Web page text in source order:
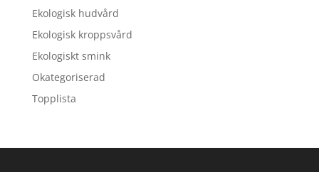
Ekologisk hudvård
Ekologisk kroppsvård
Ekologiskt smink
Okategoriserad
Topplista